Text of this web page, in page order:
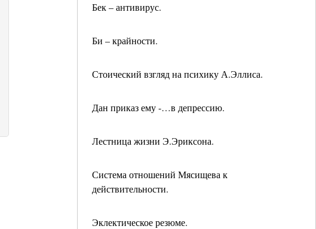
Бек – антивирус.
Би – крайности.
Стоический взгляд на психику А.Эллиса.
Дан приказ ему -…в депрессию.
Лестница жизни Э.Эриксона.
Система отношений Мясищева к
действительности.
Эклектическое резюме.